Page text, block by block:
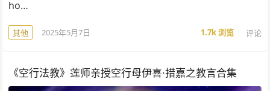
ho…
其他 2025年5月7日 1.7k浏览 评论
《空行法教》莲师亲授空行母伊喜·措嘉之教言合集